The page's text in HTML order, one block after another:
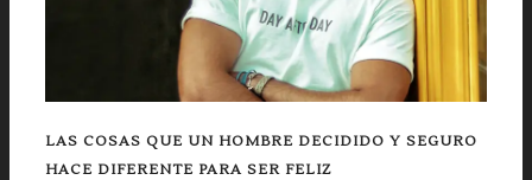
LAS COSAS QUE UN HOMBRE DECIDIDO Y SEGURO
HACE DIFERENTE PARA SER FELIZ